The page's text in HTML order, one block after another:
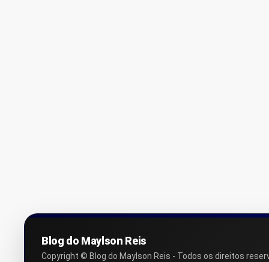
Blog do Maylson Reis
Copyright © Blog do Maylson Reis - Todos os direitos